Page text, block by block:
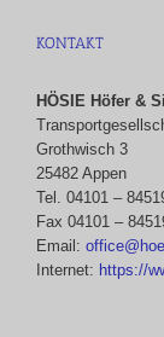
KONTAKT
HÖSIE Höfer &
Grothwisch 3
25482 Appen
Tel. 04101 –
Fax 04101 –
Email:
Internet: https://